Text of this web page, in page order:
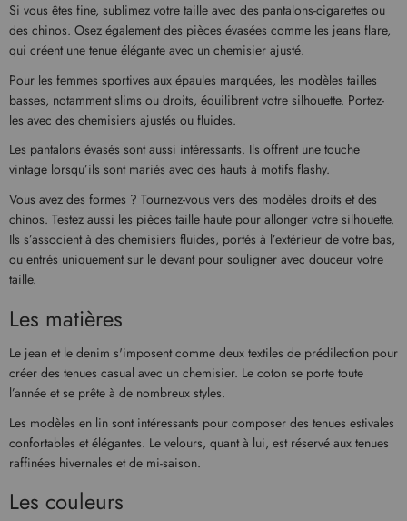
Si vous êtes fine, sublimez votre taille avec des pantalons-cigarettes ou
des chinos. Osez également des pièces évasées comme les jeans flare,
qui créent une tenue élégante avec un chemisier ajusté.
Pour les femmes sportives aux épaules marquées, les modèles tailles
basses, notamment slims ou droits, équilibrent votre silhouette. Portez-
les avec des chemisiers ajustés ou fluides.
Les pantalons évasés sont aussi intéressants. Ils offrent une touche
vintage lorsqu’ils sont mariés avec des hauts à motifs flashy.
Vous avez des formes ? Tournez-vous vers des modèles droits et des
chinos. Testez aussi les pièces taille haute pour allonger votre silhouette.
Ils s’associent à des chemisiers fluides, portés à l’extérieur de votre bas,
ou entrés uniquement sur le devant pour souligner avec douceur votre
taille.
Les matières
Le jean et le denim s'imposent comme deux textiles de prédilection pour
créer des tenues casual avec un chemisier. Le coton se porte toute
l’année et se prête à de nombreux styles.
Les modèles en lin sont intéressants pour composer des tenues estivales
confortables et élégantes. Le velours, quant à lui, est réservé aux tenues
raffinées hivernales et de mi-saison.
Les couleurs